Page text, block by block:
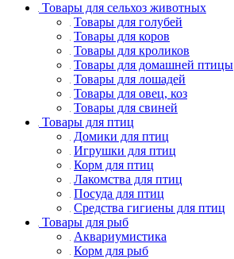
Товары для сельхоз животных
Товары для голубей
Товары для коров
Товары для кроликов
Товары для домашней птицы
Товары для лошадей
Товары для овец, коз
Товары для свиней
Товары для птиц
Домики для птиц
Игрушки для птиц
Корм для птиц
Лакомства для птиц
Посуда для птиц
Средства гигиены для птиц
Товары для рыб
Аквариумистика
Корм для рыб